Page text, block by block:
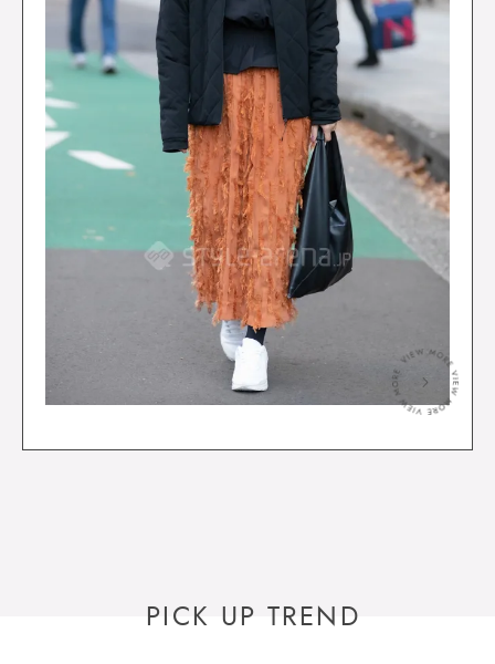
＞
PICK UP TREND